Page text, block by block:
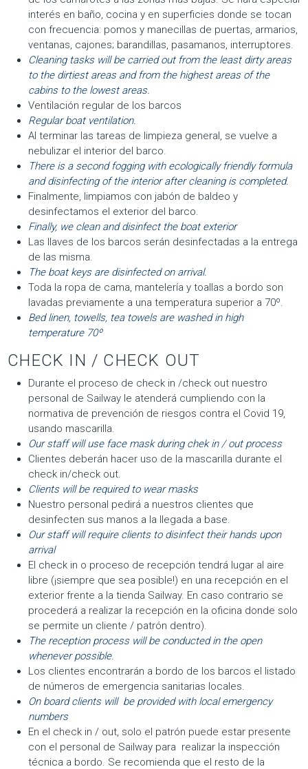
interés en baño, cocina y en superficies donde se tocan
con frecuencia: pomos y manecillas de puertas, armarios,
ventanas, cajones; barandillas, pasamanos, interruptores.
Cleaning tasks will be carried out from the least dirty areas
to the dirtiest areas and from the highest areas of the
cabins to the lowest areas.
Ventilación regular de los barcos
Regular boat ventilation.
Al terminar las tareas de limpieza general, se vuelve a
nebulizar el interior del barco.
There is a second fogging with ecologically friendly formula
and disinfecting of the interior after cleaning is completed.
Finalmente, limpiamos con jabón de baldeo y
desinfectamos el exterior del barco.
Finally, we clean and disinfect the boat exterior
Las llaves de los barcos serán desinfectadas a la entrega
de las misma.
The boat keys are disinfected on arrival.
Toda la ropa de cama, mantelería y toallas a bordo son
lavadas previamente a una temperatura superior a 70º.
Bed linen, towells, tea towels are washed in high
temperature 70º
CHECK IN / CHECK OUT
Durante el proceso de check in /check out nuestro
personal de Sailway le atenderá cumpliendo con la
normativa de prevención de riesgos contra el Covid 19,
usando mascarilla.
Our staff will use face mask during chek in / out process
Clientes deberán hacer uso de la mascarilla durante el
check in/check out.
Clients will be required to wear masks
Nuestro personal pedirá a nuestros clientes que
desinfecten sus manos a la llegada a base.
Our staff will require clients to disinfect their hands upon
arrival
El check in o proceso de recepción tendrá lugar al aire
libre (¡siempre que sea posible!) en una recepción en el
exterior frente a la tienda Sailway. En caso contrario se
procederá a realizar la recepción en la oficina donde solo
se permite un cliente / patrón dentro).
The reception process will be conducted in the open
whenever possible.
Los clientes encontrarán a bordo de los barcos el listado
de números de emergencia sanitarias locales.
On board clients will be provided with local emergency
numbers
En el check in / out, solo el patrón puede estar presente
con el personal de Sailway para realizar la inspección
técnica a bordo. Se recomienda que el resto de la